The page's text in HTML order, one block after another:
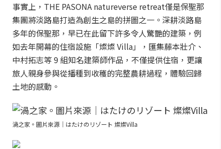
事實上，THE PASONA natureverse retreat僅是保聖那
集團將淡路島打造為創生之島的拼圖之一。深耕淡路島
多年的保聖那，早已在此留下許多令人驚艷的建築，例
如去年開幕的住宿設施「燦燦 Villa」，匯集藤本壯介、
中村拓志等 9 組知名建築師作品，不僅提供住宿，更讓
旅人親身參與從播種到收穫的完整農耕過程，體驗回歸
土地的感動。
渦之家。圖片來源｜はたけのリゾート 燦燦Villa